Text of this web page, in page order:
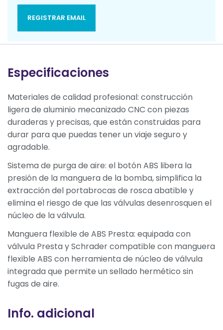
REGISTRAR EMAIL
Especificaciones
Materiales de calidad profesional: construcción
ligera de aluminio mecanizado CNC con piezas
duraderas y precisas, que están construidas para
durar para que puedas tener un viaje seguro y
agradable.
Sistema de purga de aire: el botón ABS libera la
presión de la manguera de la bomba, simplifica la
extracción del portabrocas de rosca abatible y
elimina el riesgo de que las válvulas desenrosquen el
núcleo de la válvula.
Manguera flexible de ABS Presta: equipada con
válvula Presta y Schrader compatible con manguera
flexible ABS con herramienta de núcleo de válvula
integrada que permite un sellado hermético sin
fugas de aire.
Info. adicional